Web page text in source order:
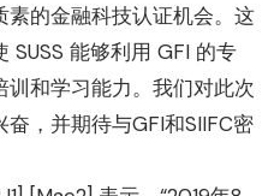
的金融科技认证机会。这
SUSS 能够利用 GFI 的专
和学习能力。我们对此次
，并期待与GFI和SIIFC密